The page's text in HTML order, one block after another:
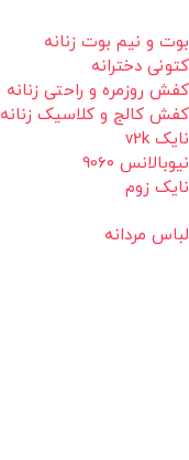
بوت و نیم بوت زنانه
کتونی دخترانه
کفش روزمره و راحتی زنانه
کفش کالج و کلاسیک زنانه
نایک v2k
نیوبالانس 9060
نایک زوم
لباس مردانه